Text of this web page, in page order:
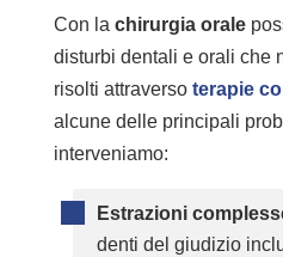
Con la chirurgia orale
disturbi dentali e orali che
risolti attraverso terapie
alcune delle principali
interveniamo:
Estrazioni
denti del giudizio